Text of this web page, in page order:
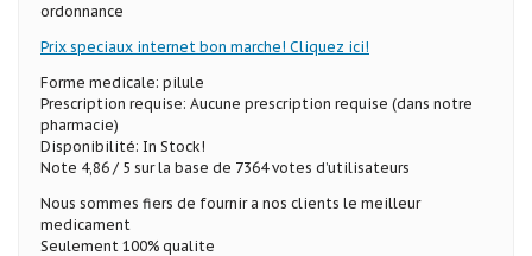
ordonnance
Prix speciaux internet bon marche! Cliquez ici!
Forme medicale: pilule
Prescription requise: Aucune prescription requise (dans notre
pharmacie)
Disponibilité: In Stock!
Note 4,86 / 5 sur la base de 7364 votes d’utilisateurs
Nous sommes fiers de fournir a nos clients le meilleur
medicament
Seulement 100% qualite